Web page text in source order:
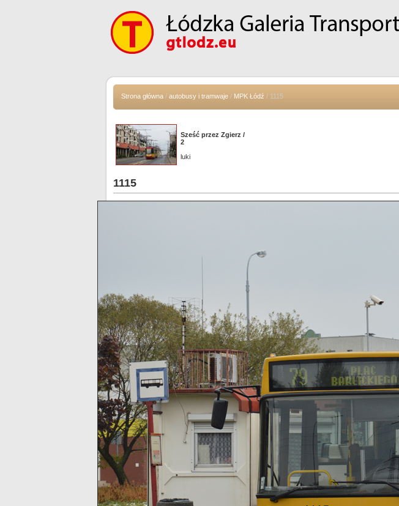
Strona główna / autobusy i tramwaje / MPK Łódź / 1115
Sześć przez Zgierz /
2
luki
1115